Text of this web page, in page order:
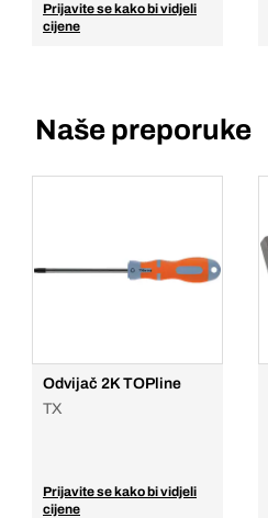
Prijavite se kako bi vidjeli
cijene
Naše preporuke
Odvijač 2K TOPline
TX
Prijavite se kako bi vidjeli
cijene